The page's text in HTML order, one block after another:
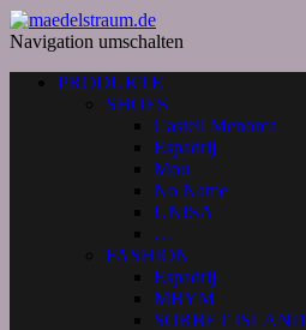
Navigation umschalten
PRODUKTE
SHOES
Castell Menorca
Espadrij
Mou
No Name
UNISA
…
FASHION
Espadrij
MBYM
SORBET ISLAND